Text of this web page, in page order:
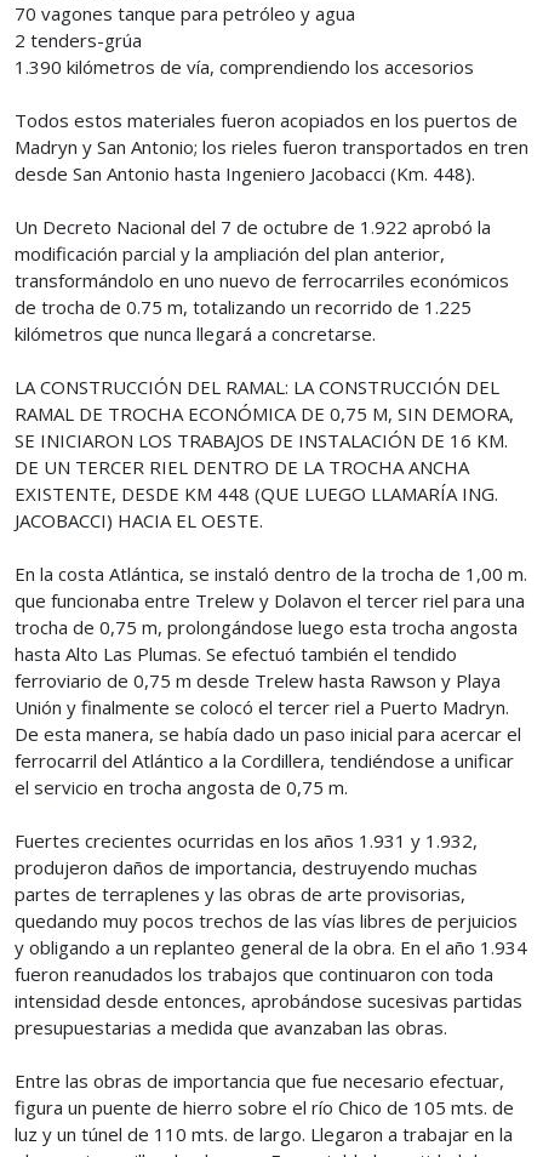
70 vagones tanque para petróleo y agua
2 tenders-grúa
1.390 kilómetros de vía, comprendiendo los accesorios
Todos estos materiales fueron acopiados en los puertos de
Madryn y San Antonio; los rieles fueron transportados en tren
desde San Antonio hasta Ingeniero Jacobacci (Km. 448).
Un Decreto Nacional del 7 de octubre de 1.922 aprobó la
modificación parcial y la ampliación del plan anterior,
transformándolo en uno nuevo de ferrocarriles económicos
de trocha de 0.75 m, totalizando un recorrido de 1.225
kilómetros que nunca llegará a concretarse.
LA CONSTRUCCIÓN DEL RAMAL: LA CONSTRUCCIÓN DEL
RAMAL DE TROCHA ECONÓMICA DE 0,75 M, SIN DEMORA,
SE INICIARON LOS TRABAJOS DE INSTALACIÓN DE 16 KM.
DE UN TERCER RIEL DENTRO DE LA TROCHA ANCHA
EXISTENTE, DESDE KM 448 (QUE LUEGO LLAMARÍA ING.
JACOBACCI) HACIA EL OESTE.
En la costa Atlántica, se instaló dentro de la trocha de 1,00 m.
que funcionaba entre Trelew y Dolavon el tercer riel para una
trocha de 0,75 m, prolongándose luego esta trocha angosta
hasta Alto Las Plumas. Se efectuó también el tendido
ferroviario de 0,75 m desde Trelew hasta Rawson y Playa
Unión y finalmente se colocó el tercer riel a Puerto Madryn.
De esta manera, se había dado un paso inicial para acercar el
ferrocarril del Atlántico a la Cordillera, tendiéndose a unificar
el servicio en trocha angosta de 0,75 m.
Fuertes crecientes ocurridas en los años 1.931 y 1.932,
produjeron daños de importancia, destruyendo muchas
partes de terraplenes y las obras de arte provisorias,
quedando muy pocos trechos de las vías libres de perjuicios
y obligando a un replanteo general de la obra. En el año 1.934
fueron reanudados los trabajos que continuaron con toda
intensidad desde entonces, aprobándose sucesivas partidas
presupuestarias a medida que avanzaban las obras.
Entre las obras de importancia que fue necesario efectuar,
figura un puente de hierro sobre el río Chico de 105 mts. de
luz y un túnel de 110 mts. de largo. Llegaron a trabajar en la